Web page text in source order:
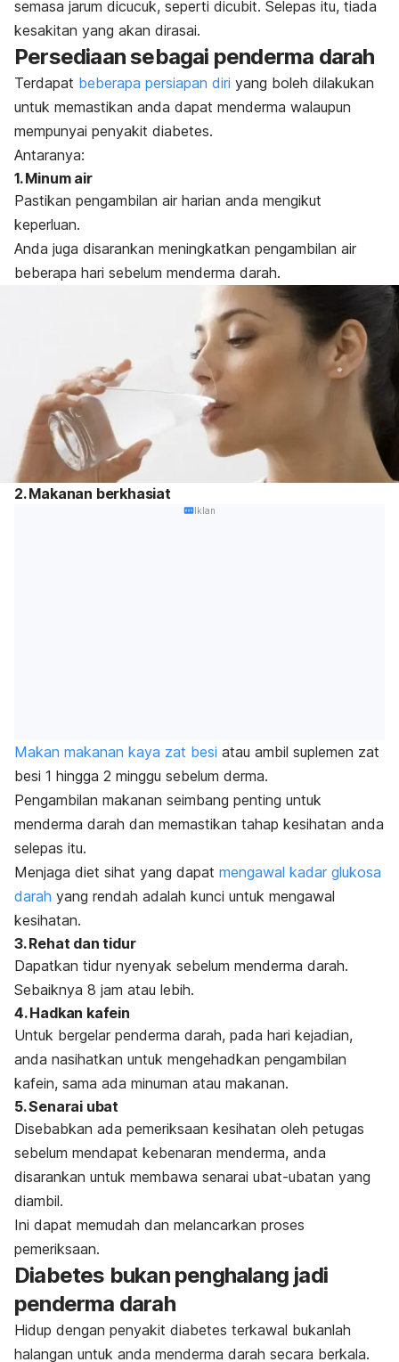
semasa jarum dicucuk, seperti dicubit. Selepas itu, tiada
kesakitan yang akan dirasai.
Persediaan sebagai penderma darah
Terdapat beberapa persiapan diri yang boleh dilakukan
untuk memastikan anda dapat menderma walaupun
mempunyai penyakit diabetes.
Antaranya:
1. Minum air
Pastikan pengambilan air harian anda mengikut
keperluan.
Anda juga disarankan meningkatkan pengambilan air
beberapa hari sebelum menderma darah.
2. Makanan berkhasiat
Iklan
Makan makanan kaya zat besi atau ambil suplemen zat
besi 1 hingga 2 minggu sebelum derma.
Pengambilan makanan seimbang penting untuk
menderma darah dan memastikan tahap kesihatan anda
selepas itu.
Menjaga diet sihat yang dapat mengawal kadar glukosa
darah yang rendah adalah kunci untuk mengawal
kesihatan.
3. Rehat dan tidur
Dapatkan tidur nyenyak sebelum menderma darah.
Sebaiknya 8 jam atau lebih.
4. Hadkan kafein
Untuk bergelar penderma darah, pada hari kejadian,
anda nasihatkan untuk mengehadkan pengambilan
kafein, sama ada minuman atau makanan.
5. Senarai ubat
Disebabkan ada pemeriksaan kesihatan oleh petugas
sebelum mendapat kebenaran menderma, anda
disarankan untuk membawa senarai ubat-ubatan yang
diambil.
Ini dapat memudah dan melancarkan proses
pemeriksaan.
Diabetes bukan penghalang jadi
penderma darah
Hidup dengan penyakit diabetes terkawal bukanlah
halangan untuk anda menderma darah secara berkala.